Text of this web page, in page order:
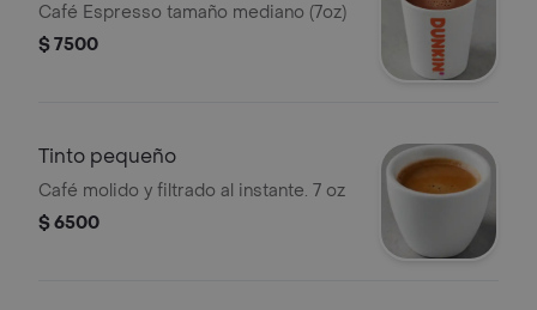
Café Espresso tamaño mediano (7oz)
$ 7500
Tinto pequeño
Café molido y filtrado al instante. 7 oz
$ 6500